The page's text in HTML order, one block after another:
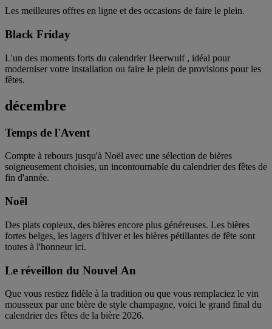
Les meilleures offres en ligne et des occasions de faire le plein.
Black Friday
L'un des moments forts du calendrier Beerwulf , idéal pour
moderniser votre installation ou faire le plein de provisions pour les
fêtes.
décembre
Temps de l'Avent
Compte à rebours jusqu'à Noël avec une sélection de bières
soigneusement choisies, un incontournable du calendrier des fêtes de
fin d'année.
Noël
Des plats copieux, des bières encore plus généreuses. Les bières
fortes belges, les lagers d'hiver et les bières pétillantes de fête sont
toutes à l'honneur ici.
Le réveillon du Nouvel An
Que vous restiez fidèle à la tradition ou que vous remplaciez le vin
mousseux par une bière de style champagne, voici le grand final du
calendrier des fêtes de la bière 2026.